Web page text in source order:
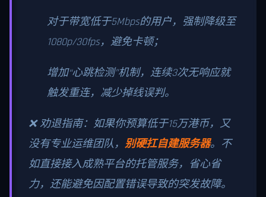
对于带宽低于5Mbps的用户，强制降级至
1080p/30fps，避免卡顿；
增加“心跳检测”机制，连续3次无响应就
触发重连，减少掉线误判。
❌ 劝退指南：如果你预算低于15万港币，又
没有专业运维团队， 别硬扛自建服务器。不
如直接接入成熟平台的托管服务，省心省
力，还能避免因配置错误导致的突发故障。